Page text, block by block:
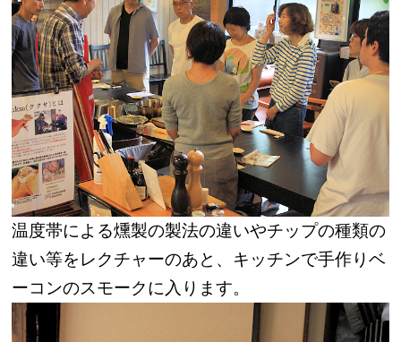
温度帯による燻製の製法の違いやチップの種類の
違い等をレクチャーのあと、キッチンで手作りベ
ーコンのスモークに入ります。